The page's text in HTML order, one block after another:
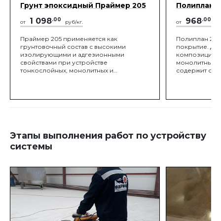
Грунт эпоксидный Праймер 205
от 1 098.00 руб/кг.
Праймер 205 применяется как
грунтовочный состав с высокими
изолирующими и адгезионными
свойствами при устройстве
тонкослойных, монолитных и
поверхностей в промышленных,
паркингах, коллекторах, искусственных
водоемах и т.д.
Полиплан
от 968.00
Полиплан
покрытие.
композиция
монолитных
содержит
Этапы выполнения работ по устройству
системы